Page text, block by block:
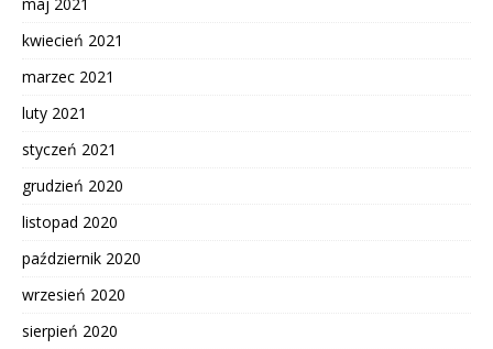
maj 2021
kwiecień 2021
marzec 2021
luty 2021
styczeń 2021
grudzień 2020
listopad 2020
październik 2020
wrzesień 2020
sierpień 2020